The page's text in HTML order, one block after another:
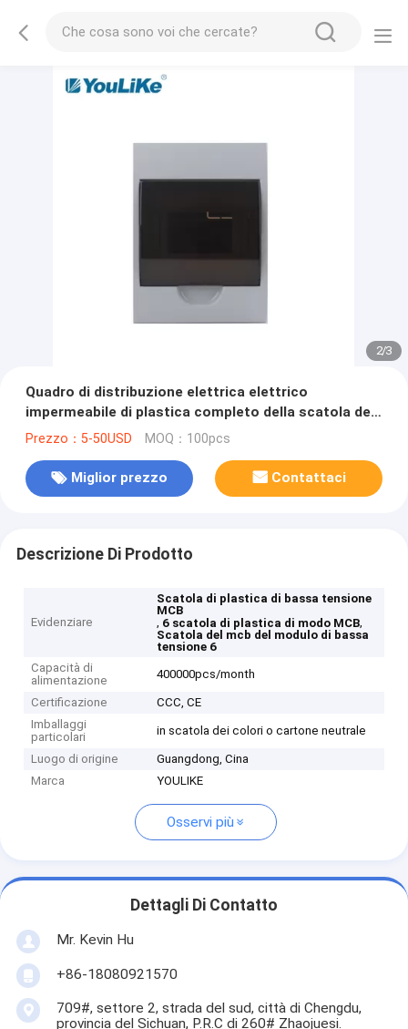
2/3
Quadro di distribuzione elettrica elettrico
impermeabile di plastica completo della scatola del
pannello IP65 all'aperto
Prezzo：5-50USD MOQ：100pcs
Miglior prezzo Contattaci
Descrizione Di Prodotto
Evidenziare
Scatola di plastica di bassa tensione
MCB
, 6 scatola di plastica di modo MCB,
Scatola del mcb del modulo di bassa
tensione 6
Capacità di
alimentazione
400000pcs/month
Certificazione
CCC, CE
Imballaggi
particolari
in scatola dei colori o cartone neutrale
Luogo di origine
Guangdong, Cina
Marca
YOULIKE
Osservi più
Dettagli Di Contatto
Mr. Kevin Hu
+86-18080921570
709#, settore 2, strada del sud, città di Chengdu,
provincia del Sichuan, P.R.C di 260# Zhaojuesi.